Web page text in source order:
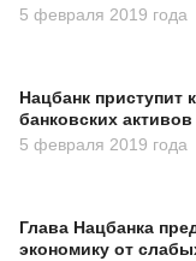
5 февраля 2019 года
Нацбанк приступит
банковских активов
5 февраля 2019 года
Глава Нацбанка
экономику от